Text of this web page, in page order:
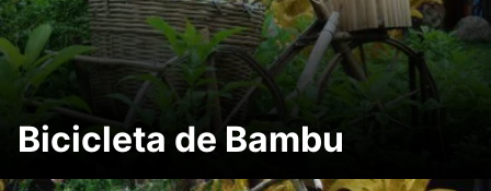
ocultar
]
Bicicleta de Bambu